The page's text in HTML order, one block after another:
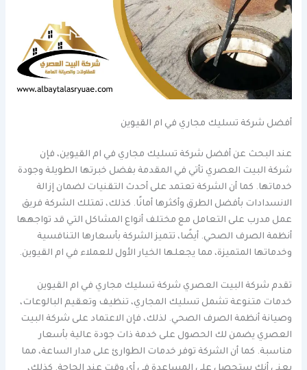
أفضل شركة تسليك مجاري في ام القيوين
عند البحث عن أفضل شركة تسليك مجاري في ام القيوين، فإن
شركة البيت العصري تأتي في المقدمة بفضل خبرتها الطويلة وجودة
خدماتها. كما أن الشركة تعتمد على أحدث التقنيات لضمان إزالة
الانسدادات بأفضل الطرق وأكثرها أمانًا. كذلك، تمتلك الشركة فريق
عمل مدرب على التعامل مع مختلف أنواع المشاكل التي قد تواجهها
أنظمة الصرف الصحي. أيضًا، تتميز الشركة بأسعارها التنافسية
وخدماتها المتميزة، مما يجعلها الخيار الأول للعملاء في ام القيوين.
تقدم شركة البيت العصري شركة تسليك مجاري في ام القيوين
خدمات متنوعة تشمل تسليك المجاري، تنظيف وتعقيم البالوعات،
وصيانة أنظمة الصرف الصحي. لذلك، فإن الاعتماد على شركة البيت
العصري يضمن لك الحصول على خدمة ذات جودة عالية بأسعار
مناسبة. كما أن الشركة توفر خدمات الطوارئ على مدار الساعة، مما